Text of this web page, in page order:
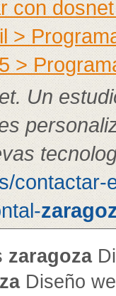
con
>
>
Un
contactar-
zaragoza
Diseño